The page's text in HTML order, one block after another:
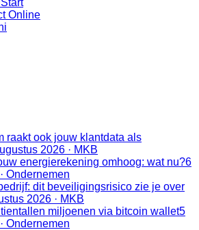
Online
raakt ook jouw klantdata als
2026 · MKB
energierekening omhoog: wat nu?6
· Ondernemen
dit beveiligingsrisico zie je over
2026 · MKB
miljoenen via bitcoin wallet5
· Ondernemen